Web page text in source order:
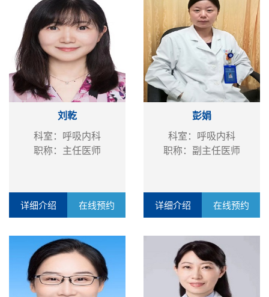
刘乾
科室：呼吸内科
职称：主任医师
详细介绍 在线预约
彭娟
科室：呼吸内科
职称：副主任医师
详细介绍 在线预约